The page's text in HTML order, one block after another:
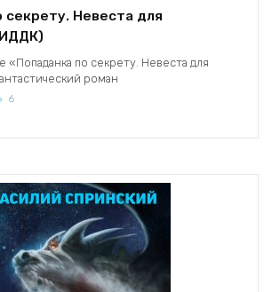
секрету. Невеста для
«Попаданка по секрету. Невеста для
роман
6